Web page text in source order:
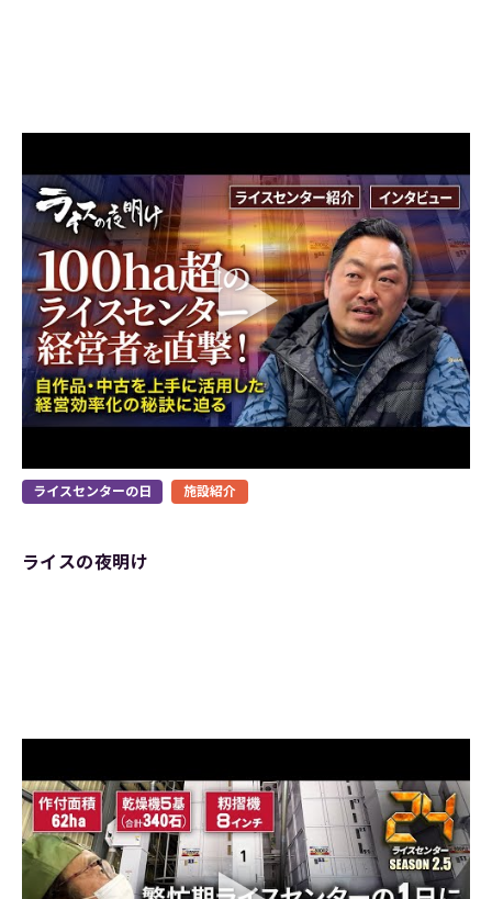
ライスセンターの日 施設紹介
ライスの夜明け